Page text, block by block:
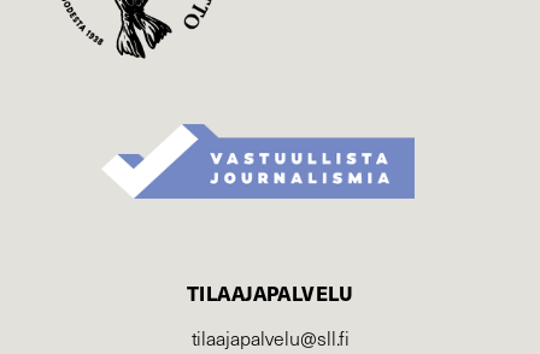
TILAAJAPALVELU
tilaajapalvelu@sll.fi